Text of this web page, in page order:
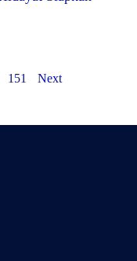
151 Next